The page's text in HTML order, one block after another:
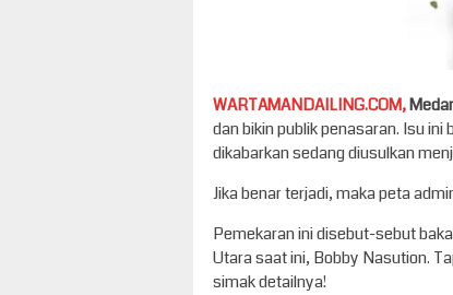
WARTAMANDAILING.COM,
dan bikin publik penasaran. Isu
dikabarkan sedang diusulkan
Jika benar terjadi, maka peta
Pemekaran ini disebut-sebut
Utara saat ini, Bobby Nasution.
simak detailnya!